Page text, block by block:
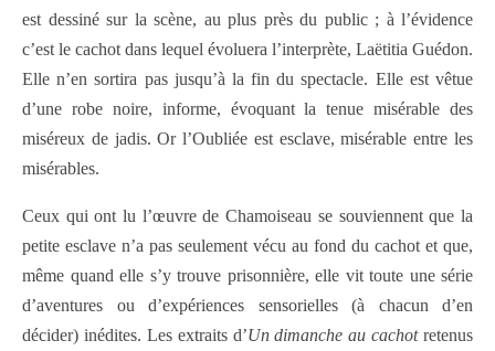
est dessiné sur la scène, au plus près du public ; à l’évidence
c’est le cachot dans lequel évoluera l’interprète, Laëtitia Guédon.
Elle n’en sortira pas jusqu’à la fin du spectacle. Elle est vêtue
d’une robe noire, informe, évoquant la tenue misérable des
miséreux de jadis. Or l’Oubliée est esclave, misérable entre les
misérables.
Ceux qui ont lu l’œuvre de Chamoiseau se souviennent que la
petite esclave n’a pas seulement vécu au fond du cachot et que,
même quand elle s’y trouve prisonnière, elle vit toute une série
d’aventures ou d’expériences sensorielles (à chacun d’en
décider) inédites. Les extraits d’Un dimanche au cachot retenus